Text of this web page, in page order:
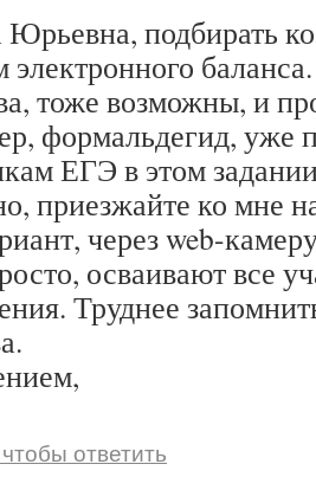
Юрьевна, подбирать
электронного
тоже возможны, и
формальдегид, уже
ЕГЭ в этом
приезжайте ко мне
через web-
осваивают все
Труднее
ответить